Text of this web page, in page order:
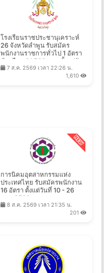
โรงเรียนราชประชานุเคราะห์
26 จังหวัดลำพูน รับสมัคร
พนักงานราชการทั่วไป 1 อัตรา
เงินเดือน 21,780 บาท ตั้งแต่วัน
ที่ 14-20 ส.ค. 2569
7 ส.ค. 2569 เวลา 22:26 น.
1,610
การนิคมอุตสาหกรรมแห่ง
ประเทศไทย รับสมัครพนักงาน
16 อัตรา ตั้งแต่วันที่ 10 - 26
ส.ค. 2569
8 ส.ค. 2569 เวลา 21:35 น.
201